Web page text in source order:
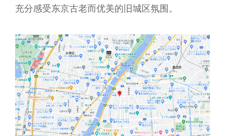
充分感受东京古老而优美的旧城区氛围。